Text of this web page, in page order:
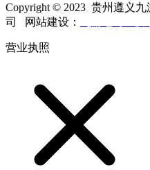
Copyright © 2023 贵州遵义
司 网站建设：
营业执照